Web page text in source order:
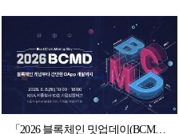
「2026 블록체인 밋업데이(BCMD)」 17회차 교육생 모집